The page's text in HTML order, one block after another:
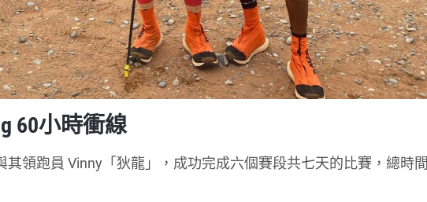
60小時衝線
其領跑員 Vinny「狄龍」，成功完成六個賽段共七天的比賽，總時